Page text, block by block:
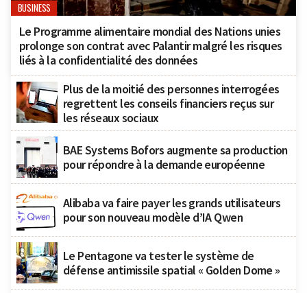
BUSINESS
Le Programme alimentaire mondial des Nations unies
prolonge son contrat avec Palantir malgré les risques
liés à la confidentialité des données
Plus de la moitié des personnes interrogées
regrettent les conseils financiers reçus sur
les réseaux sociaux
BAE Systems Bofors augmente sa production
pour répondre à la demande européenne
Alibaba va faire payer les grands utilisateurs
pour son nouveau modèle d’IA Qwen
Le Pentagone va tester le système de
défense antimissile spatial « Golden Dome »